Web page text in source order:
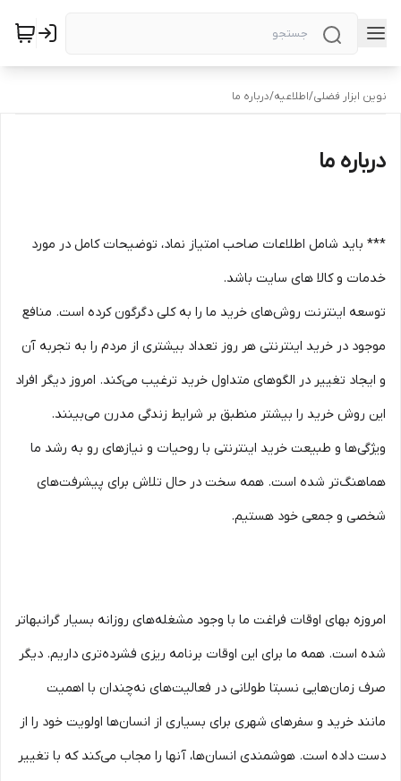
نوین ابزار فضلی/اطلاعیه/درباره ما
درباره ما
*** باید شامل اطلاعات صاحب امتیاز نماد، توضیحات کامل در مورد
خدمات و کالا های سایت باشد.
توسعه اینترنت روش‌های خرید ما را به کلی دگرگون کرده است. منافع
موجود در خرید اینترنتی هر روز تعداد بیشتری از مردم را به تجربه آن
و ایجاد تغییر در الگوهای متداول خرید ترغیب می‏‌کند. امروز دیگر افراد
این روش خرید را بیشتر منطبق بر شرایط زندگی مدرن می‏‏‏‌بینند.
ویژگی‏‏‏‌ها و طبیعت خرید اینترنتی با روحیات و نیازهای رو به رشد ما
هماهنگ‏‏‌تر شده است. همه سخت در حال تلاش برای پیشرفت‏‏‌های
شخصی و جمعی خود هستیم.
امروزه بهای اوقات فراغت ما با وجود مشغله‏‌های روزانه بسیار گرانبها‌تر
شده است. همه ما برای این اوقات برنامه ریزی فشرده‏‌تری داریم. دیگر
صرف زمان‌هایی نسبتا طولانی در فعالیت‏‌های نه‌چندان با اهمیت
مانند خرید و سفرهای شهری برای بسیاری از انسان‌ها اولویت خود را از
دست داده است. هوشمندی انسان‌ها، آنها را مجاب می‏‌کند که با تغییر